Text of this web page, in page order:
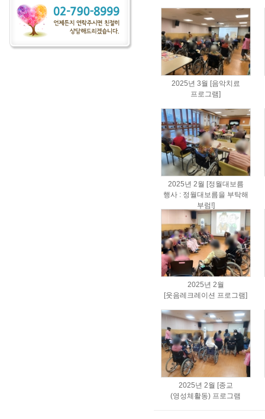
2025년 3월 [음악치료
프로그램]
2025년 2월 [정월대보름
행사 : 정월대보름을 부탁해
부럼!]
2025년 2월
[웃음레크레이션 프로그램]
2025년 2월 [종교
(영성체활동) 프로그램